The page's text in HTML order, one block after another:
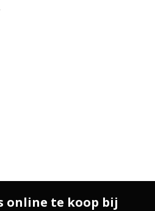
online te koop bij